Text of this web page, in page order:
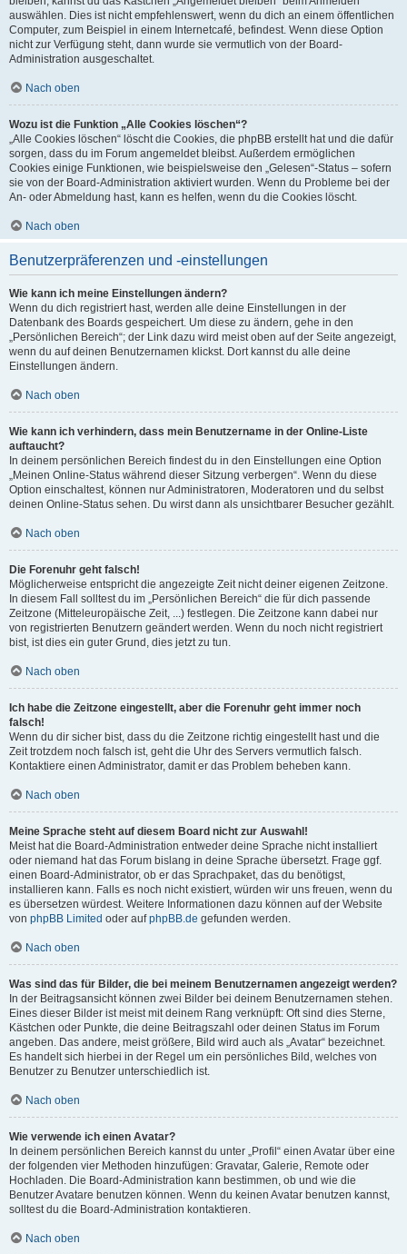
auswählen. Dies ist nicht empfehlenswert, wenn du dich an einem öffentlichen
Computer, zum Beispiel in einem Internetcafé, befindest. Wenn diese Option
nicht zur Verfügung steht, dann wurde sie vermutlich von der Board-
Administration ausgeschaltet.
Nach oben
Wozu ist die Funktion „Alle Cookies löschen“?
„Alle Cookies löschen“ löscht die Cookies, die phpBB erstellt hat und die dafür
sorgen, dass du im Forum angemeldet bleibst. Außerdem ermöglichen
Cookies einige Funktionen, wie beispielsweise den „Gelesen“-Status – sofern
sie von der Board-Administration aktiviert wurden. Wenn du Probleme bei der
An- oder Abmeldung hast, kann es helfen, wenn du die Cookies löscht.
Nach oben
Benutzerpräferenzen und -einstellungen
Wie kann ich meine Einstellungen ändern?
Wenn du dich registriert hast, werden alle deine Einstellungen in der
Datenbank des Boards gespeichert. Um diese zu ändern, gehe in den
„Persönlichen Bereich“; der Link dazu wird meist oben auf der Seite angezeigt,
wenn du auf deinen Benutzernamen klickst. Dort kannst du alle deine
Einstellungen ändern.
Nach oben
Wie kann ich verhindern, dass mein Benutzername in der Online-Liste
auftaucht?
In deinem persönlichen Bereich findest du in den Einstellungen eine Option
„Meinen Online-Status während dieser Sitzung verbergen“. Wenn du diese
Option einschaltest, können nur Administratoren, Moderatoren und du selbst
deinen Online-Status sehen. Du wirst dann als unsichtbarer Besucher gezählt.
Nach oben
Die Forenuhr geht falsch!
Möglicherweise entspricht die angezeigte Zeit nicht deiner eigenen Zeitzone.
In diesem Fall solltest du im „Persönlichen Bereich“ die für dich passende
Zeitzone (Mitteleuropäische Zeit, ...) festlegen. Die Zeitzone kann dabei nur
von registrierten Benutzern geändert werden. Wenn du noch nicht registriert
bist, ist dies ein guter Grund, dies jetzt zu tun.
Nach oben
Ich habe die Zeitzone eingestellt, aber die Forenuhr geht immer noch
falsch!
Wenn du dir sicher bist, dass du die Zeitzone richtig eingestellt hast und die
Zeit trotzdem noch falsch ist, geht die Uhr des Servers vermutlich falsch.
Kontaktiere einen Administrator, damit er das Problem beheben kann.
Nach oben
Meine Sprache steht auf diesem Board nicht zur Auswahl!
Meist hat die Board-Administration entweder deine Sprache nicht installiert
oder niemand hat das Forum bislang in deine Sprache übersetzt. Frage ggf.
einen Board-Administrator, ob er das Sprachpaket, das du benötigst,
installieren kann. Falls es noch nicht existiert, würden wir uns freuen, wenn du
es übersetzen würdest. Weitere Informationen dazu können auf der Website
von phpBB Limited oder aufphpBB.de gefunden werden.
Nach oben
Was sind das für Bilder, die bei meinem Benutzernamen angezeigt werden?
In der Beitragsansicht können zwei Bilder bei deinem Benutzernamen stehen.
Eines dieser Bilder ist meist mit deinem Rang verknüpft: Oft sind dies Sterne,
Kästchen oder Punkte, die deine Beitragszahl oder deinen Status im Forum
angeben. Das andere, meist größere, Bild wird auch als „Avatar“ bezeichnet.
Es handelt sich hierbei in der Regel um ein persönliches Bild, welches von
Benutzer zu Benutzer unterschiedlich ist.
Nach oben
Wie verwende ich einen Avatar?
In deinem persönlichen Bereich kannst du unter „Profil“ einen Avatar über eine
der folgenden vier Methoden hinzufügen: Gravatar, Galerie, Remote oder
Hochladen. Die Board-Administration kann bestimmen, ob und wie die
Benutzer Avatare benutzen können. Wenn du keinen Avatar benutzen kannst,
solltest du die Board-Administration kontaktieren.
Nach oben